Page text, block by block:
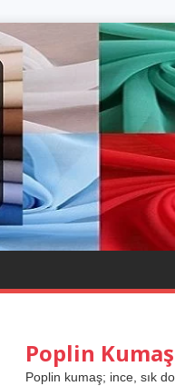
Poplin
Poplin kumaş; ince, sık